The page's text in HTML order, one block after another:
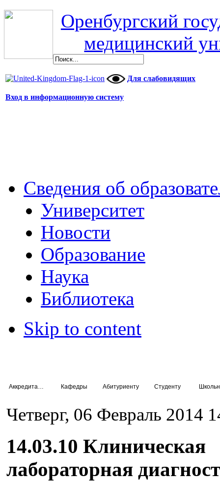
Оренбургский
медицинский
Для слабовидящих
Вход в информационную систему
Сведения об
Университет
Новости
Образование
Наука
Библиотека
Skip to content
Кафедры Абитуриенту Студенту
Четверг, 06 Февраль 2014
14.03.10 Клиническая
лабораторная